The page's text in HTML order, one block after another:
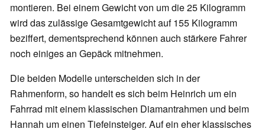
montieren. Bei einem Gewicht von um die 25 Kilogramm
wird das zulässige Gesamtgewicht auf 155 Kilogramm
beziffert, dementsprechend können auch stärkere Fahrer
noch einiges an Gepäck mitnehmen.
Die beiden Modelle unterscheiden sich in der
Rahmenform, so handelt es sich beim Heinrich um ein
Fahrrad mit einem klassischen Diamantrahmen und beim
Hannah um einen Tiefeinsteiger. Auf ein eher klassisches